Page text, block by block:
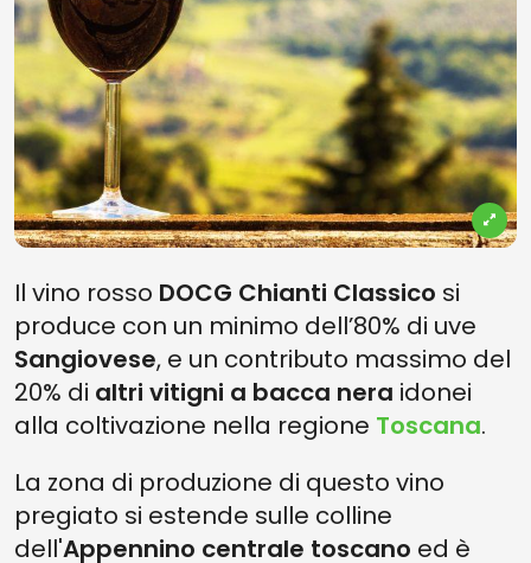
Il vino rosso DOCG Chianti Classico si
produce con un minimo dell’80% di uve
Sangiovese, e un contributo massimo del
20% di altri vitigni a bacca nera idonei
alla coltivazione nella regione Toscana.
La zona di produzione di questo vino
pregiato si estende sulle colline
dell'Appennino centrale toscano ed è